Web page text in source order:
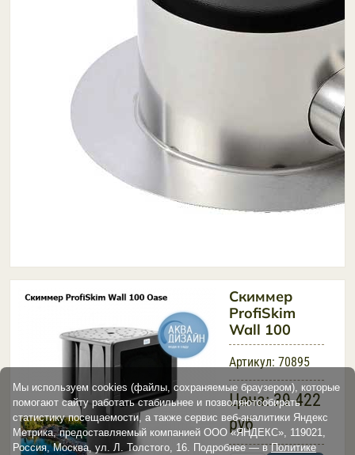
Скиммер
ProfiSkim
Wall 100
Артикул: 70895
Цена:39 422
руб
Мы используем cookies (файлы, сохраняемые браузером), которые
помогают сайту работать стабильнее и позволяютсобирать
статистику посещаемости, а также сервис веб-аналитики Яндекс
Метрика, предоставляемый компанией ООО «ЯНДЕКС», 119021,
Россия, Москва, ул. Л. Толстого, 16. Подробнее — вПолитике